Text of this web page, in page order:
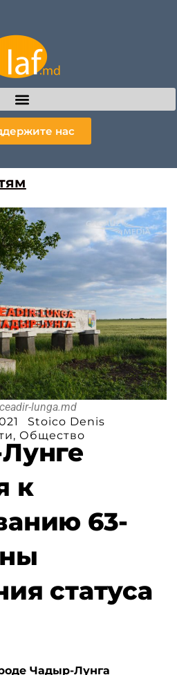
нас
lunga.md
Stoico Denis
, Общество
к
63-
статуса
Чадыр-Лунга